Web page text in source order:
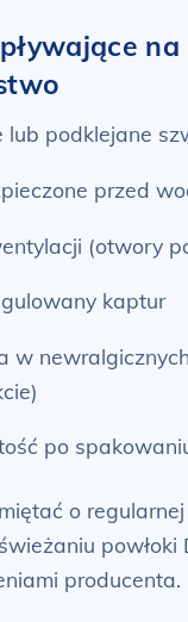
lub podklejane
przed
(otwory
kaptur
w
po
o
powłoki
producenta.